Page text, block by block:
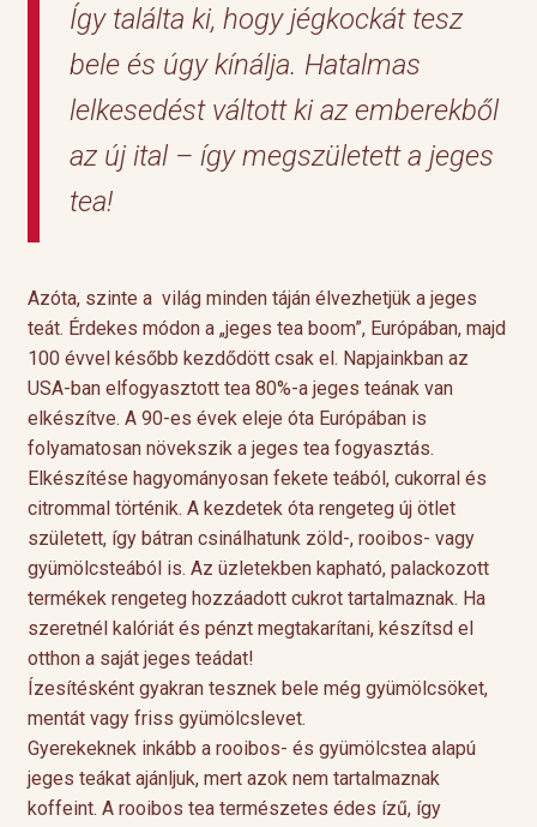
Így találta ki, hogy jégkockát tesz
bele és úgy kínálja. Hatalmas
lelkesedést váltott ki az emberekből
az új ital – így megszületett a jeges
tea!
Azóta, szinte a világ minden táján élvezhetjük a jeges
teát. Érdekes módon a „jeges tea boom”, Európában, majd
100 évvel később kezdődött csak el. Napjainkban az
USA-ban elfogyasztott tea 80%-a jeges teának van
elkészítve. A 90-es évek eleje óta Európában is
folyamatosan növekszik a jeges tea fogyasztás.
Elkészítése hagyományosan fekete teából, cukorral és
citrommal történik. A kezdetek óta rengeteg új ötlet
született, így bátran csinálhatunk zöld-, rooibos- vagy
gyümölcsteából is. Az üzletekben kapható, palackozott
termékek rengeteg hozzáadott cukrot tartalmaznak. Ha
szeretnél kalóriát és pénzt megtakarítani, készítsd el
otthon a saját jeges teádat!
Ízesítésként gyakran tesznek bele még gyümölcsöket,
mentát vagy friss gyümölcslevet.
Gyerekeknek inkább a rooibos- és gyümölcstea alapú
jeges teákat ajánljuk, mert azok nem tartalmaznak
koffeint. A rooibos tea természetes édes ízű, így